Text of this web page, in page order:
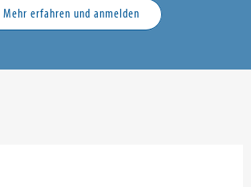
Mehr erfahren und anmelden